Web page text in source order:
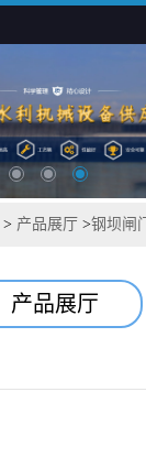
> 产品展厅 >钢坝闸门
产品展厅